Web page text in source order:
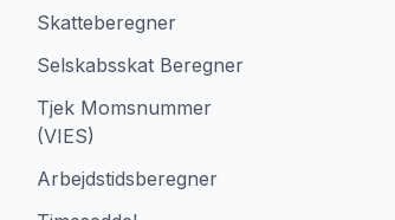
Skatteberegner
Selskabsskat Beregner
Tjek Momsnummer
(VIES)
Arbejdstidsberegner